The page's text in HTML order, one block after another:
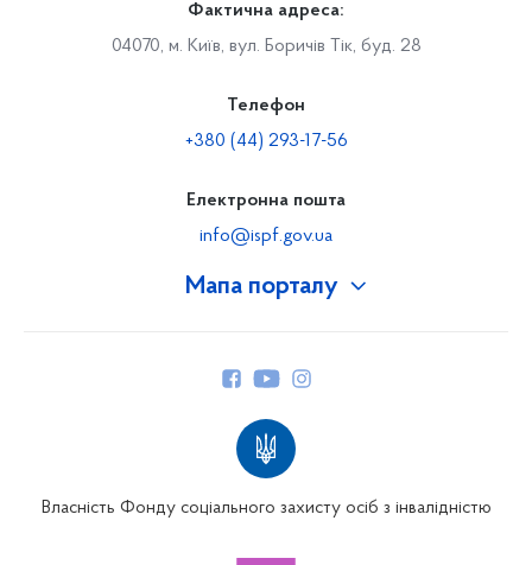
Мапа порталу
Фактична адреса:
04070, м. Київ, вул. Боричів Тік, буд. 28
Телефон
+380 (44) 293-17-56
Електронна пошта
info@ispf.gov.ua
Власність Фонду соціального захисту осіб з інвалідністю